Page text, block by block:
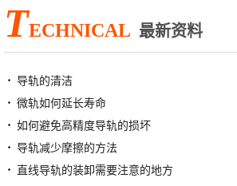
TECHNICAL 最新资料
导轨的清洁
微轨如何延长寿命
如何避免高精度导轨的损坏
导轨减少摩擦的方法
直线导轨的装卸需要注意的地方